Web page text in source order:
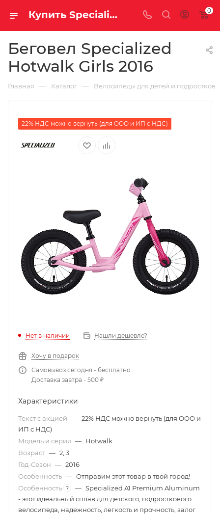
Купить Specialized Hotwalk Girls 2016 за рублей, а со скидкой 0
Беговел Specialized
Hotwalk Girls 2016
Главная — Каталог — Велосипеды для детей и подростков
22% НДС можно вернуть (для ООО и ИП с НДС)
Нет в наличии Нашли дешевле?
Хочу в подарок
Самовывоз сегодня - бесплатно
Доставка завтра - 500 ₽
Характеристики
Текст с акцией — 22% НДС можно вернуть (для ООО и
ИП с НДС)
Модель и серия — Hotwalk
Возраст — 2, 3
Год-Сезон — 2016
Особенность — Отправим этот товар в твой город!
Особенность ? — Specialized A1 Premium Aluminum
- этот идеальный сплав для детского, подросткового
велосипеда, надежность, легкость и прочность, залог